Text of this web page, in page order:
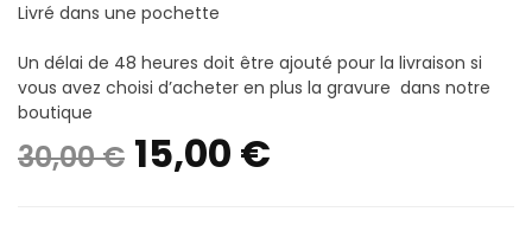
Livré dans une pochette
Un délai de 48 heures doit être ajouté pour la livraison si
vous avez choisi d’acheter en plus la gravure dans notre
boutique
30,00€ Le
15,00 €